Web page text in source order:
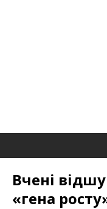
Вчені
«гена